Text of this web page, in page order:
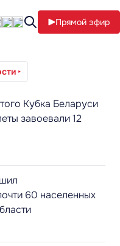
Прямой эфир
Кубка Беларуси
завоевали 12
60 населенных